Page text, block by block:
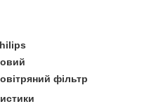
фільтр